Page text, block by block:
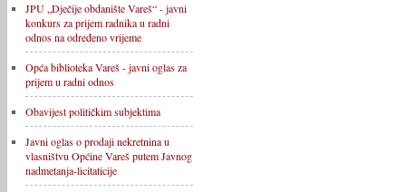
JPU „Dječije obdanište Vareš“ - javni
konkurs za prijem radnika u radni
odnos na određeno vrijeme
Opća biblioteka Vareš - javni oglas za
prijem u radni odnos
Obavijest političkim subjektima
Javni oglas o prodaji nekretnina u
vlasništvu Općine Vareš putem Javnog
nadmetanja-licitaticije